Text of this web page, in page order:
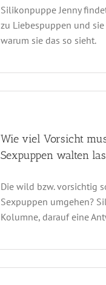
Silikonpuppe Jenny
zu Liebespuppen und
warum sie das so sieht.
Wie viel Vorsicht
Sexpuppen walten
Die wild bzw. vorsichtig
Sexpuppen umgehen?
Kolumne, darauf eine